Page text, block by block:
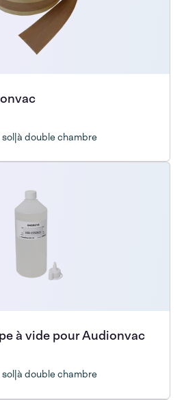
double chambre
à vide pour Audionvac
double chambre